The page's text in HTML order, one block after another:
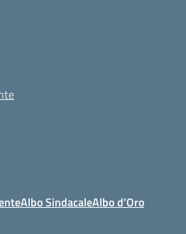
Albo SindacaleAlbo d’Oro